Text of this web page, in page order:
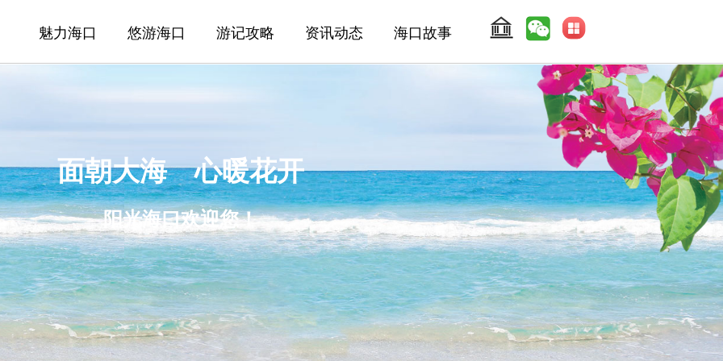
魅力海口 悠游海口 游记攻略 资讯动态 海口故事
面朝大海 心暖花开
阳光海口欢迎您！